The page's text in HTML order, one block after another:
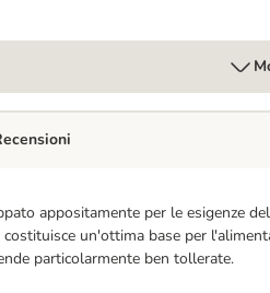
appositamente per le esigenze
costituisce un'ottima base per
particolarmente ben tollerate.